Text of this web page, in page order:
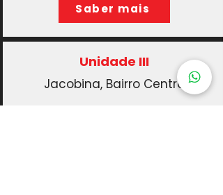
Saber mais
Unidade III
Jacobina, Bairro Centro